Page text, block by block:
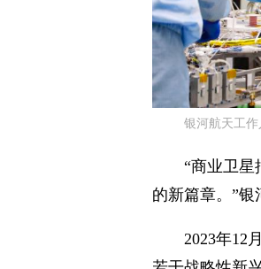
银河航天工作
“商业卫星
的新篇章。”银
2023年12